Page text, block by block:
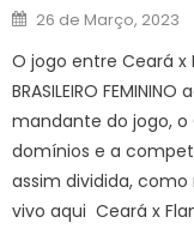
Posted
on
26 de Março, 2023
O jogo entre Ceará
BRASILEIRO
mandante do jogo,
domínios e a
assim dividida,
vivo aqui Ceará x